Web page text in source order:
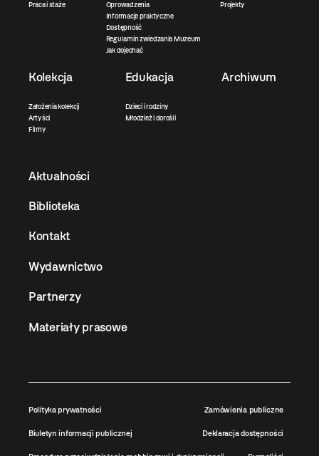
Praca i staże
Oprowadzenia
Informacje praktyczne
Dostępność
Regulamin zwiedzania Muzeum
Jak dojechać
Projekty
Kolekcja
Założenia kolekcji
Artyści
Filmy
Edukacja
Dzieci i rodziny
Młodzież i dorośli
Archiwum
Aktualności
Biblioteka
Kontakt
Wydawnictwo
Partnerzy
Materiały prasowe
Polityka prywatności Zamówienia publiczne
Biuletyn informacji publicznej Deklaracja dostępności